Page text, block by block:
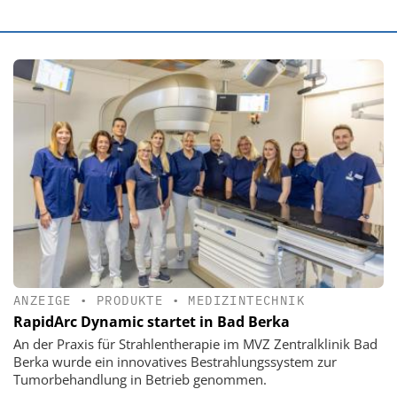
ANZEIGE • PRODUKTE • MEDIZINTECHNIK
RapidArc Dynamic startet in Bad Berka
An der Praxis für Strahlentherapie im MVZ Zentralklinik Bad
Berka wurde ein innovatives Bestrahlungssystem zur
Tumorbehandlung in Betrieb genommen.